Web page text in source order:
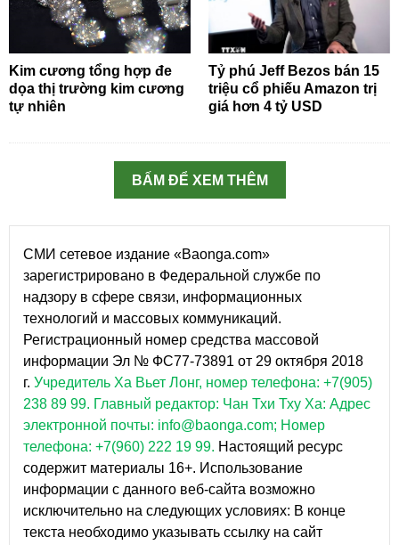
Kim cương tổng hợp đe
dọa thị trường kim cương
tự nhiên
Tỷ phú Jeff Bezos bán 15
triệu cổ phiếu Amazon trị
giá hơn 4 tỷ USD
BẤM ĐỂ XEM THÊM
СМИ сетевое издание «Baonga.com»
зарегистрировано в Федеральной службе по
надзору в сфере связи, информационных
технологий и массовых коммуникаций.
Регистрационный номер средства массовой
информации Эл № ФС77-73891 от 29 октября 2018
г. Учредитель Ха Вьет Лонг, номер телефона: +7(905)
238 89 99. Главный редактор: Чан Тхи Тху Ха: Адрес
электронной почты: info@baonga.com; Номер
телефона: +7(960) 222 19 99. Настоящий ресурс
содержит материалы 16+. Использование
информации с данного веб-сайта возможно
исключительно на следующих условиях: В конце
текста необходимо указывать ссылку на сайт